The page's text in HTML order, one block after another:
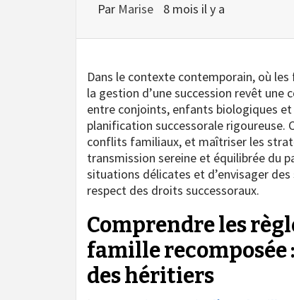
Par Marise 8 mois il y a
Dans le contexte contemporain, où
la gestion d’une succession revêt
entre conjoints, enfants biologiques
planification successorale rigoureuse.
conflits familiaux, et maîtriser les
transmission sereine et équilibrée du
situations délicates et d’envisager
respect des droits successoraux.
Comprendre les
famille recomposée
des héritiers